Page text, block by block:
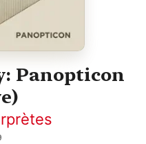
Panopticon